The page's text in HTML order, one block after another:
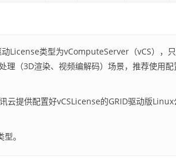
License类型为vComputeServer（vCS），
理（3D渲染、视频编解码）场景，推荐使用
云提供配置好vCSLicense的GRID驱动版Linux
。